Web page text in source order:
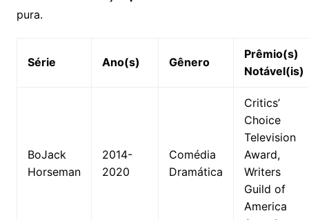
pura.
Série Ano(s) Gênero
Prêmio(s)
Notável(is)
BoJack
Horseman
2014-
2020
Comédia
Dramática
Critics’
Choice
Television
Award,
Writers
Guild of
America